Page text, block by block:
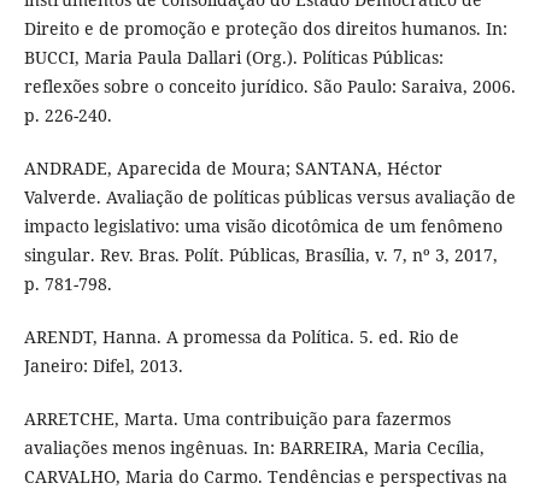
Direito e de promoção e proteção dos direitos humanos. In:
BUCCI, Maria Paula Dallari (Org.). Políticas Públicas:
reflexões sobre o conceito jurídico. São Paulo: Saraiva, 2006.
p. 226-240.
ANDRADE, Aparecida de Moura; SANTANA, Héctor
Valverde. Avaliação de políticas públicas versus avaliação de
impacto legislativo: uma visão dicotômica de um fenômeno
singular. Rev. Bras. Polít. Públicas, Brasília, v. 7, nº 3, 2017,
p. 781-798.
ARENDT, Hanna. A promessa da Política. 5. ed. Rio de
Janeiro: Difel, 2013.
ARRETCHE, Marta. Uma contribuição para fazermos
avaliações menos ingênuas. In: BARREIRA, Maria Cecília,
CARVALHO, Maria do Carmo. Tendências e perspectivas na